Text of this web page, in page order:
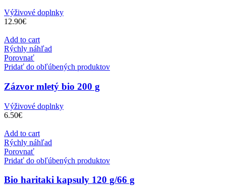
Výživové doplnky
12.90€
Add to cart
Rýchly náhľad
Porovnať
Pridať do obľúbených produktov
Zázvor mletý bio 200 g
Výživové doplnky
6.50€
Add to cart
Rýchly náhľad
Porovnať
Pridať do obľúbených produktov
Bio haritaki kapsuly 120 g/66 g